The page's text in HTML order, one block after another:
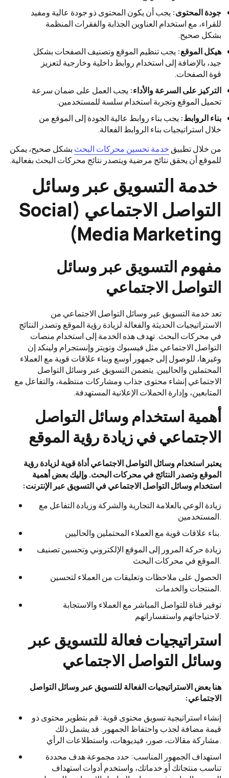
جودة المحتوى: يجب أن يكون المحتوى ذو جودة عالية ومفيد
للقراء، مع استخدام العناوين الجذابة والفقرات المنظمة
بشكل صحيح.
هيكل الموقع: يجب تنظيم الموقع وتصنيف الصفحات بشكل
جيد، بالإضافة إلى استخدام روابط داخلية وخارجية لتعزيز
قوة الصفحات.
التركيز على السرعة والأداء: يجب العمل على ضمان سرعة
تحميل الموقع وتجربة استخدام سلسة للمستخدمين.
بناء الروابط: يجب بناء روابط عالية الجودة إلى الموقع من
خلال استراتيجيات بناء الروابط الفعالة.
من خلال تطبيق خدمة تحسين محركات البحث بشكل صحيح، يمكن
للموقع أن يحقق نتائج مرضية ويتصدر نتائج محركات البحث بفعالية.
خدمة التسويق عبر وسائل
التواصل الاجتماعي (Social
Media Marketing)
مفهوم التسويق عبر وسائل
التواصل الاجتماعي
تعد خدمة التسويق عبر وسائل التواصل الاجتماعي من
الاستراتيجيات الحديثة والفعالة لزيادة رؤية الموقع وتصدر النتائج
في محركات البحث. تهدف هذه الخدمة إلى استخدام منصات
التواصل الاجتماعي مثل فيسبوك وتويتر وإنستجرام ولينكد إن
وغيرها، للوصول إلى جمهور أوسع وبناء علاقات قوية مع العملاء
المحتملين والحاليين. يتضمن التسويق عبر وسائل التواصل
الاجتماعي إنشاء محتوى جذاب ومشاركات منتظمة، والتفاعل مع
المتابعين، وإدارة الحملات الإعلانية المستهدفة.
أهمية استخدام وسائل التواصل
الاجتماعي في زيادة رؤية الموقع
يعتبر استخدام وسائل التواصل الاجتماعي أداة قوية لزيادة رؤية
الموقع وتصدر النتائج في محركات البحث. وإليك بعض أهمية
استخدام وسائل التواصل الاجتماعي في التسويق عبر الإنترنت:
زيادة الوعي بالعلامة التجارية والشركة وزيادة التفاعل مع
المستخدمين.
بناء علاقات قوية مع العملاء المحتملين والحاليين.
زيادة حركة المرور إلى الموقع الإلكتروني وتحسين تصنيف
الموقع في محركات البحث.
الحصول على ملاحظات وتعليقات من العملاء لتحسين
المنتجات والخدمات.
توفير قناة للتواصل المباشر مع العملاء والاستجابة
لاحتياجاتهم واستفساراتهم.
استراتيجيات فعالة للتسويق عبر
وسائل التواصل الاجتماعي
هنا بعض الاستراتيجيات الفعالة للتسويق عبر وسائل التواصل
الاجتماعي:
إنشاء استراتيجية تسويق محتوى قوية: قم بتطوير محتوى ذو
قيمة مضافة لجذب واحتفاظ الجمهور. قد يشمل ذلك
مشاركة مقالات، صور، فيديوهات، واستطلاعات الرأي.
استهداف الجمهور المناسب: حدد مجموعة هدف محددة
تناسب منتجاتك أو خدماتك، واستخدم أدوات استهداف